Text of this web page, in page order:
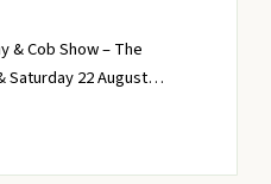
& Cob Show – The
Saturday 22 August…